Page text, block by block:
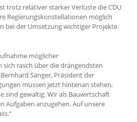
trotz relativer starker Verluste die CDU
Regierungskonstellationen möglich
bei der Umsetzung wichtiger Projekte.
möglicher
rasch über die drängendsten
Sänger, Präsident der
müssen jetzt hintenan stehen,
sind gewaltig. Wir als Bauwirtschaft
Aufgaben anzugehen. Auf unsere